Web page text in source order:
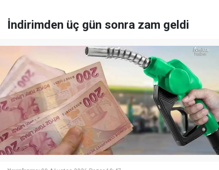
İndirimden üç gün sonra zam geldi